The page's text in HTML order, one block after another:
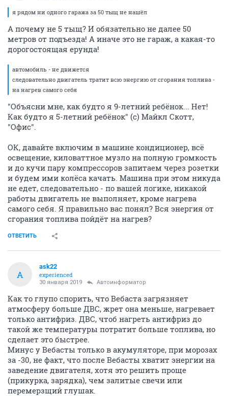
я рядом ни одного гаража за 50 тыщ не нашёл
А почему не 5 тыщ? И обязательно не далее 50
метров от подъезда! А иначе это не гараж, а какая-то
дорогостоящая ерунда!
автомобиль - не движется
следовательно двигатель тратит всю энергию от сгорания топлива -
на нагрев самого себя
"Объясни мне, как будто я 9-летний ребёнок... Нет!
Как будто я 5-летний ребёнок" (с) Майкл Скотт,
"Офис".
ОК, давайте включим в машине кондиционер, всё
освещение, киловаттное музло на полную громкость
и до кучи пару компрессоров запитаем через розетки
и будем ими колёса качать. Машина при этом никуда
не едет, следовательно - по вашей логике, никакой
работы двигатель не выполняет, кроме нагрева
самого себя. Я правильно вас понял? Вся энергия от
сгорания топлива пойдёт на нагрев?
ОТВЕТИТЬ
A
ask22
experienced
30 января 2019 Автоинформатор
Как то глупо спорить, что Вебаста загрязняет
атмосферу больше ДВС, жрет она меньше, нагревает
только антифриз. ДВС, чтоб нагреть антифриз до
такой же температуры потратит больше топлива, но
сделает это быстрее.
Минус у Вебасты только в акумуляторе, при морозах
за -30, не факт, что после Вебасты хватит энергии на
заведение двигателя, хотя это решить проще
(прикурка, зарядка), чем залитые свечи или
перемерзщий глушак.